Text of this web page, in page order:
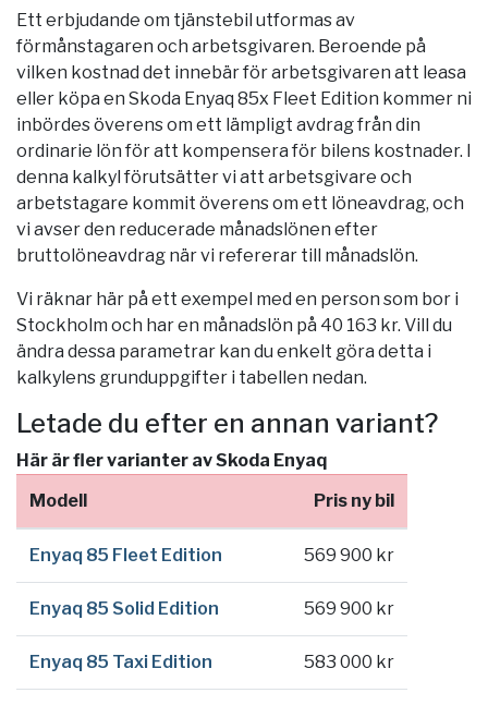
Ett erbjudande om tjänstebil utformas av
förmånstagaren och arbetsgivaren. Beroende på
vilken kostnad det innebär för arbetsgivaren att leasa
eller köpa en Skoda Enyaq 85x Fleet Edition kommer ni
inbördes överens om ett lämpligt avdrag från din
ordinarie lön för att kompensera för bilens kostnader. I
denna kalkyl förutsätter vi att arbetsgivare och
arbetstagare kommit överens om ett löneavdrag, och
vi avser den reducerade månadslönen efter
bruttolöneavdrag när vi refererar till månadslön.
Vi räknar här på ett exempel med en person som bor i
Stockholm och har en månadslön på 40 163 kr. Vill du
ändra dessa parametrar kan du enkelt göra detta i
kalkylens grunduppgifter i tabellen nedan.
Letade du efter en annan variant?
Här är fler varianter av Skoda Enyaq
Modell
Pris ny bil
Enyaq 85 Fleet Edition 569 900 kr
Enyaq 85 Solid Edition 569 900 kr
Enyaq 85 Taxi Edition 583 000 kr